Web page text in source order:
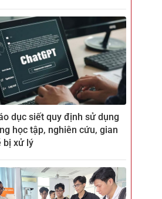
dục siết quy định sử dụng
học tập, nghiên cứu, gian
bị xử lý